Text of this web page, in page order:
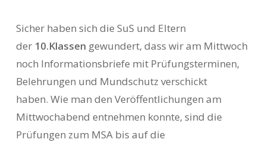
Sicher haben sich die SuS und Eltern
der 10.Klassen gewundert, dass wir am Mittwoch
noch Informationsbriefe mit Prüfungsterminen,
Belehrungen und Mundschutz verschickt
haben. Wie man den Veröffentlichungen am
Mittwochabend entnehmen konnte, sind die
Prüfungen zum MSA bis auf die